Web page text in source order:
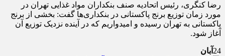
رضا کنگری، رئیس اتحادیه صنف بنکداران مواد غذایی تهران در
مورد زمان توزیع برنج پاکستانی در بنکداری‌ها گفت: بخشی از برنج
پاکستانی به تهران رسیده و امیدواریم که در آینده نزدیک توزیع آن
آغاز شود.
24 آبان